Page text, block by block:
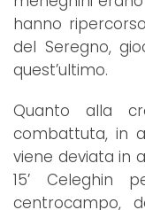
hanno
del Seregno,
quest’ultimo.
Quanto alla
combattuta, in
viene deviata in
15’ Celeghin
centrocampo,